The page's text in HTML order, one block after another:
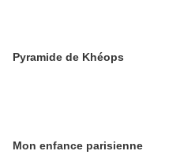
Pyramide de Khéops
Mon enfance parisienne